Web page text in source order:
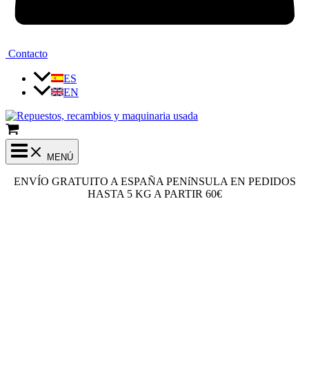
Contacto
ES
EN
MENÚ
ENVÍO GRATUITO A ESPAÑA PENíNSULA EN PEDIDOS
HASTA 5 KG A PARTIR 60€